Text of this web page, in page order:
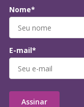
Nome*
E-mail*
Assinar